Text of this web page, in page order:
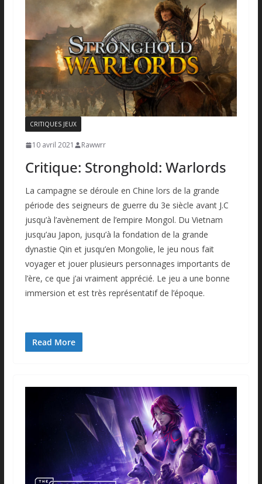
CRITIQUES JEUX
10 avril 2021 Rawwrr
Critique: Stronghold: Warlords
La campagne se déroule en Chine lors de la grande
période des seigneurs de guerre du 3e siècle avant J.C
jusqu’à l’avènement de l’empire Mongol. Du Vietnam
jusqu’au Japon, jusqu’à la fondation de la grande
dynastie Qin et jusqu’en Mongolie, le jeu nous fait
voyager et jouer plusieurs personnages importants de
l’ère, ce que j’ai vraiment apprécié. Le jeu a une bonne
immersion et est très représentatif de l’époque.
Read More